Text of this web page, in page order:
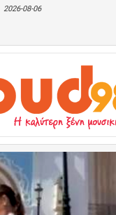
2026-08-06